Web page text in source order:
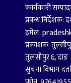
कार्यकारी
प्रबन्ध निर्देशक:
इमेल:
प्रकाशक:
तुलसीपुर ६, दाङ
सुचना विभाग